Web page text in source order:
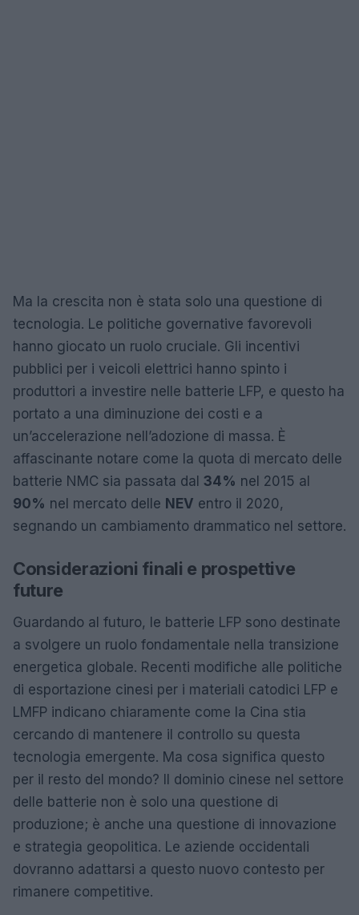
Ma la crescita non è stata solo una questione di
tecnologia. Le politiche governative favorevoli
hanno giocato un ruolo cruciale. Gli incentivi
pubblici per i veicoli elettrici hanno spinto i
produttori a investire nelle batterie LFP, e questo ha
portato a una diminuzione dei costi e a
un’accelerazione nell’adozione di massa. È
affascinante notare come la quota di mercato delle
batterie NMC sia passata dal 34% nel 2015 al
90% nel mercato delle NEV entro il 2020,
segnando un cambiamento drammatico nel settore.
Considerazioni finali e prospettive
future
Guardando al futuro, le batterie LFP sono destinate
a svolgere un ruolo fondamentale nella transizione
energetica globale. Recenti modifiche alle politiche
di esportazione cinesi per i materiali catodici LFP e
LMFP indicano chiaramente come la Cina stia
cercando di mantenere il controllo su questa
tecnologia emergente. Ma cosa significa questo
per il resto del mondo? Il dominio cinese nel settore
delle batterie non è solo una questione di
produzione; è anche una questione di innovazione
e strategia geopolitica. Le aziende occidentali
dovranno adattarsi a questo nuovo contesto per
rimanere competitive.